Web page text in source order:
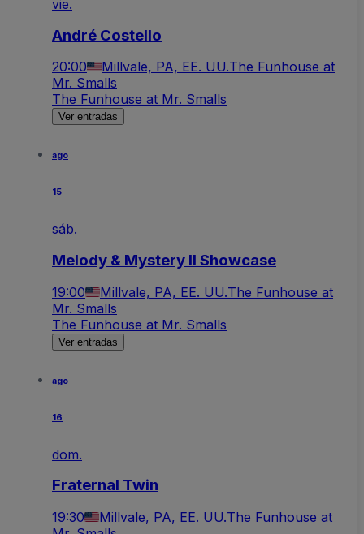
vie.
André Costello
20:00 Millvale, PA, EE. UU.The Funhouse at
Mr. Smalls
The Funhouse at Mr. Smalls
Ver entradas
ago
15
sáb.
Melody & Mystery II Showcase
19:00 Millvale, PA, EE. UU.The Funhouse at
Mr. Smalls
The Funhouse at Mr. Smalls
Ver entradas
ago
16
dom.
Fraternal Twin
19:30 Millvale, PA, EE. UU.The Funhouse at